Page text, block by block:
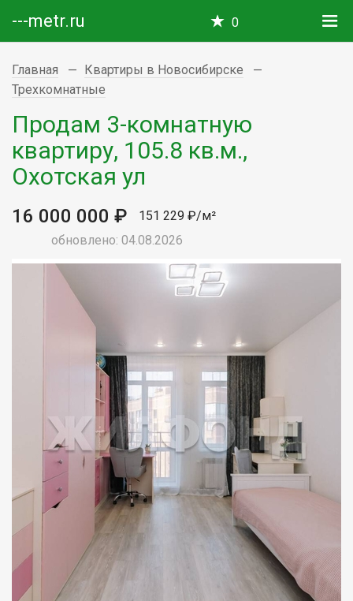
---metr.ru 0
Главная
Квартиры в Новосибирске
Трехкомнатные
Продам 3-комнатную
квартиру, 105.8 кв.м.,
Охотская ул
16 000 000 ₽
151 229 ₽/м²
обновлено: 04.08.2026